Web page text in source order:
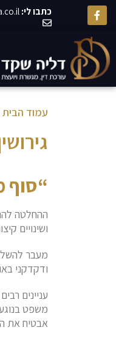
כתבו לי:
עמוד הבית
ההחלטה
ושינויים
מעבר
ודקדקני
עניינים
משפט
אבטיח את